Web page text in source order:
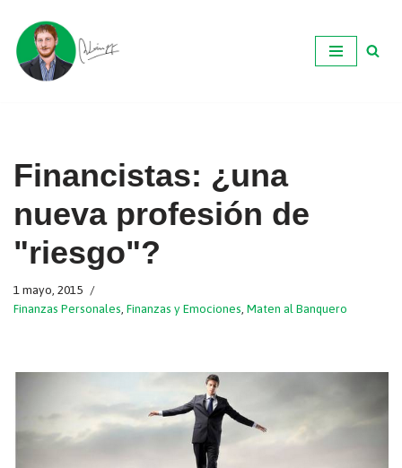
Ir
al
Financistas: ¿una
nueva profesión de
"riesgo"?
1 mayo, 2015
Finanzas Personales Finanzas y Emociones Maten al Banquero